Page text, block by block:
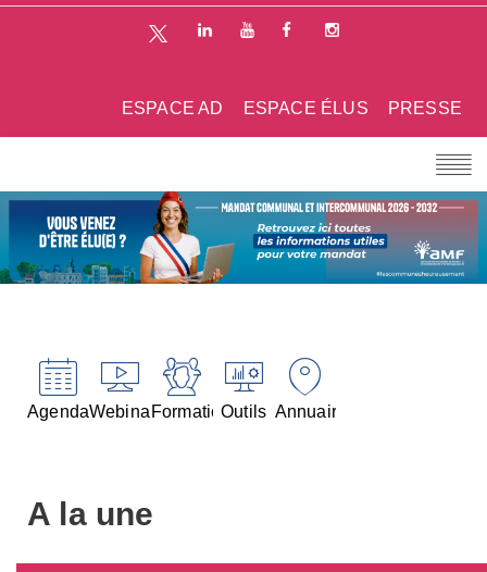
PRESSE
ESPACE ÉLUS
ESPACE AD
AgendaWebinairesFormationsOutils Annuaires
A la une